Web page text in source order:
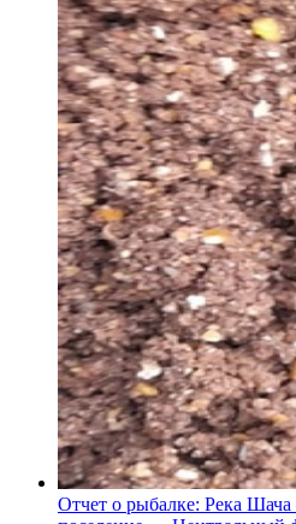
Отчет о рыбалке: Река